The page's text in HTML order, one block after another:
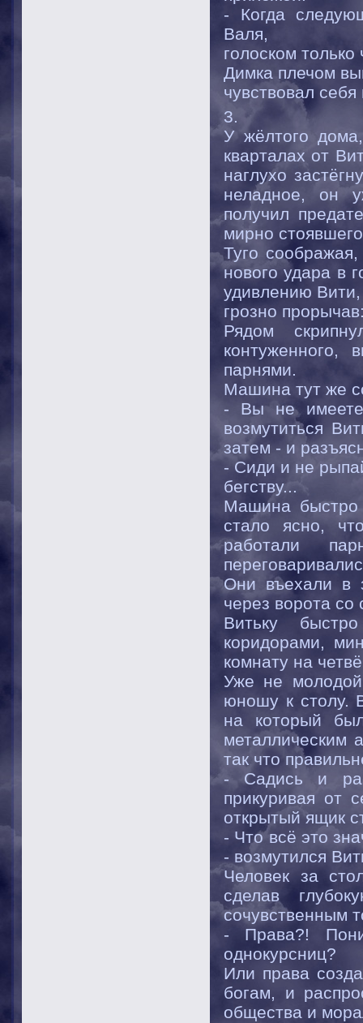
- Когда
Валя,
голоском
Димка плечом
чувствовал
3.
У жёлтого
кварталах от
наглухо
неладное, он
получил
мирно
Туго соображая,
нового удара в
удивлению Вити,
грозно
Рядом
контуженного,
парнями.
Машина тут же
- Вы не
возмутиться
затем - и
- Сиди и не
бегству...
Машина быстро
стало ясно,
работали
Они въехали в
через ворота со
Витьку
коридорами,
комнату на
Уже не
юношу к столу.
на который
металлическим
так что
- Садись и
прикуривая от
открытый ящик
- Что всё это
- возмутился
Человек за
сделав
сочувственным
- Права?!
однокурсниц?
Или права
богам, и
общества и